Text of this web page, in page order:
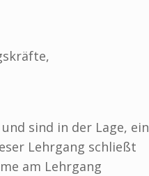
sind in der Lage, ein
Lehrgang schließt
am Lehrgang